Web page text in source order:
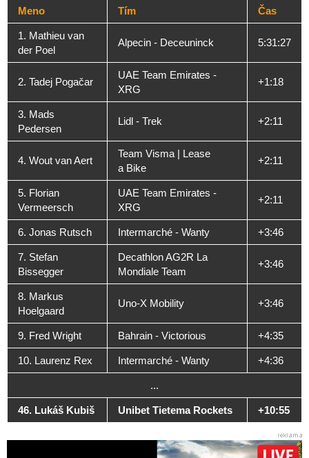
Meno Tím Čas
1. Mathieu van
der Poel
Alpecin - Deceuninck 5:31:27
2. Tadej Pogačar
UAE Team Emirates -
XRG
+1:18
3. Mads
Pedersen
Lidl - Trek +2:11
4. Wout van Aert
Team Visma | Lease
a Bike
+2:11
5. Florian
Vermeersch
UAE Team Emirates -
XRG
+2:11
6. Jonas Rutsch Intermarché - Wanty +3:46
7. Stefan
Bissegger
Decathlon AG2R La
Mondiale Team
+3:46
8. Markus
Hoelgaard
Uno-X Mobility +3:46
9. Fred Wright Bahrain - Victorious +4:35
10. Laurenz Rex Intermarché - Wanty +4:36
...
46. Lukáš Kubiš Unibet Tietema Rockets +10:55